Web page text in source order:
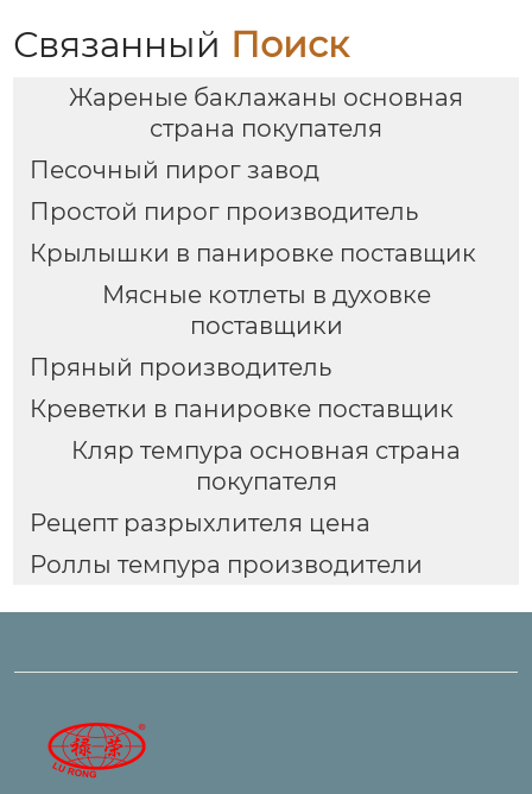
Связанный Поиск
Жареные баклажаны основная
страна покупателя
Песочный пирог завод
Простой пирог производитель
Крылышки в панировке поставщик
Мясные котлеты в духовке
поставщики
Пряный производитель
Креветки в панировке поставщик
Кляр темпура основная страна
покупателя
Рецепт разрыхлителя цена
Роллы темпура производители